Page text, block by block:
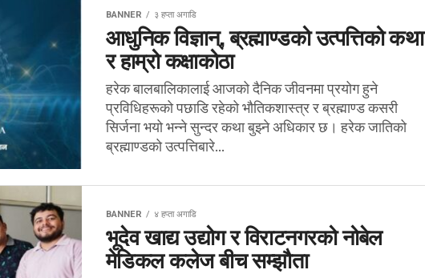
BANNER ३ हप्ता अगाडि
आधुनिक विज्ञान्, ब्रह्माण्डको उत्पत्तिको कथा
र हाम्रो कक्षाकोठा
हरेक बालबालिकालाई आजको दैनिक जीवनमा प्रयोग हुने
प्रविधिहरूको पछाडि रहेको भौतिकशास्त्र र ब्रह्माण्ड कसरी
सिर्जना भयो भन्ने सुन्दर कथा बुझ्ने अधिकार छ। हरेक जातिको
ब्रह्माण्डको उत्पत्तिबारे...
BANNER ४ हप्ता अगाडि
भूदेव खाद्य उद्योग र विराटनगरको नोबेल
मेडिकल कलेज बीच सम्झौता